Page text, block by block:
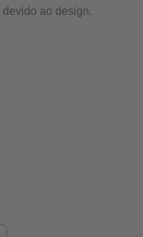
ao design.